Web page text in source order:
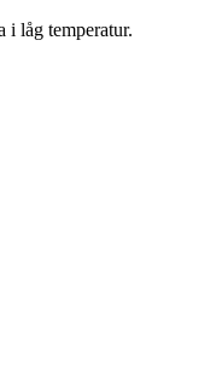
i låg temperatur.